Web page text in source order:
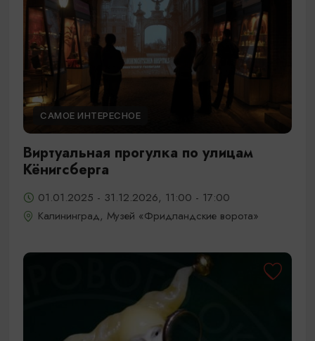
САМОЕ ИНТЕРЕСНОЕ
Виртуальная прогулка по улицам
Кёнигсберга
01.01.2025 - 31.12.2026, 11:00 - 17:00
Калининград, Музей «Фридландские ворота»